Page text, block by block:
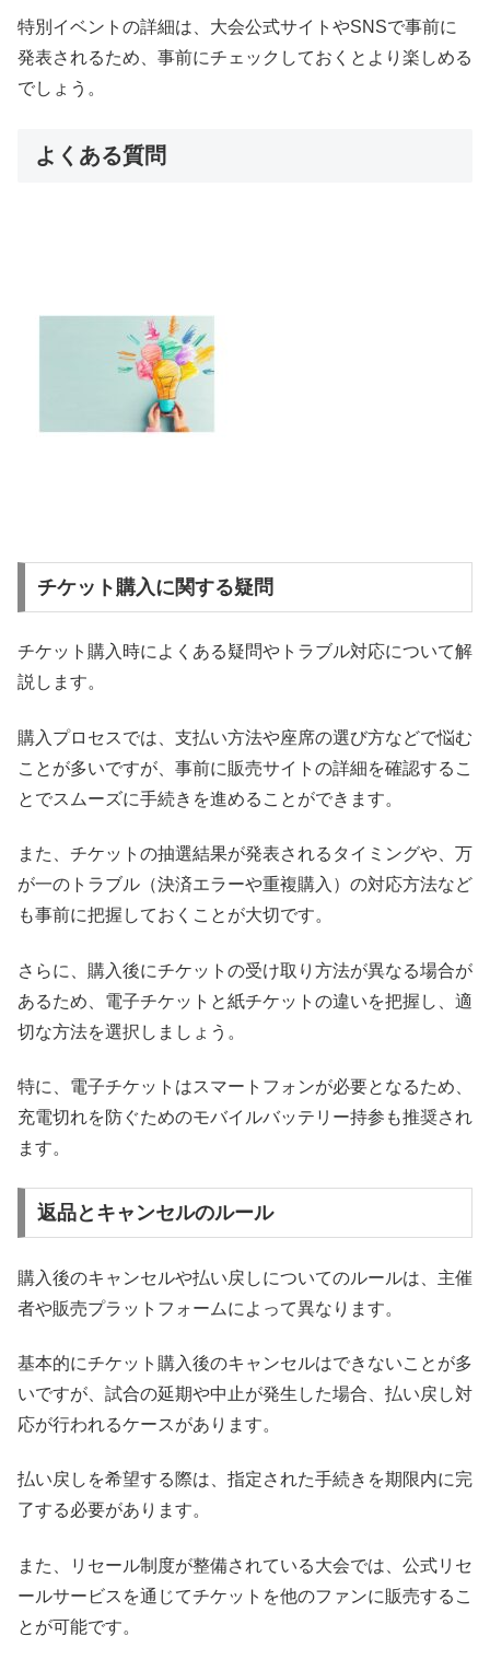
特別イベントの詳細は、大会公式サイトやSNSで事前に
発表されるため、事前にチェックしておくとより楽しめる
でしょう。
よくある質問
チケット購入に関する疑問
チケット購入時によくある疑問やトラブル対応について解
説します。
購入プロセスでは、支払い方法や座席の選び方などで悩む
ことが多いですが、事前に販売サイトの詳細を確認するこ
とでスムーズに手続きを進めることができます。
また、チケットの抽選結果が発表されるタイミングや、万
が一のトラブル（決済エラーや重複購入）の対応方法など
も事前に把握しておくことが大切です。
さらに、購入後にチケットの受け取り方法が異なる場合が
あるため、電子チケットと紙チケットの違いを把握し、適
切な方法を選択しましょう。
特に、電子チケットはスマートフォンが必要となるため、
充電切れを防ぐためのモバイルバッテリー持参も推奨され
ます。
返品とキャンセルのルール
購入後のキャンセルや払い戻しについてのルールは、主催
者や販売プラットフォームによって異なります。
基本的にチケット購入後のキャンセルはできないことが多
いですが、試合の延期や中止が発生した場合、払い戻し対
応が行われるケースがあります。
払い戻しを希望する際は、指定された手続きを期限内に完
了する必要があります。
また、リセール制度が整備されている大会では、公式リセ
ールサービスを通じてチケットを他のファンに販売するこ
とが可能です。